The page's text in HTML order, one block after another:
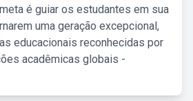
é guiar os estudantes em sua
uma geração excepcional,
educacionais reconhecidas por
acadêmicas globais -